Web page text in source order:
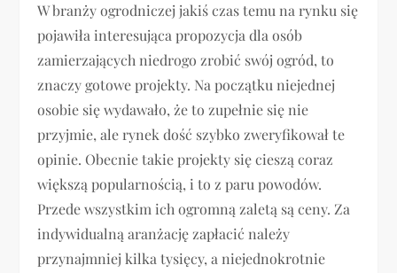
W branży ogrodniczej jakiś czas temu na rynku się
pojawiła interesująca propozycja dla osób
zamierzających niedrogo zrobić swój ogród, to
znaczy gotowe projekty. Na początku niejednej
osobie się wydawało, że to zupełnie się nie
przyjmie, ale rynek dość szybko zweryfikował te
opinie. Obecnie takie projekty się cieszą coraz
większą popularnością, i to z paru powodów.
Przede wszystkim ich ogromną zaletą są ceny. Za
indywidualną aranżację zapłacić należy
przynajmniej kilka tysięcy, a niejednokrotnie